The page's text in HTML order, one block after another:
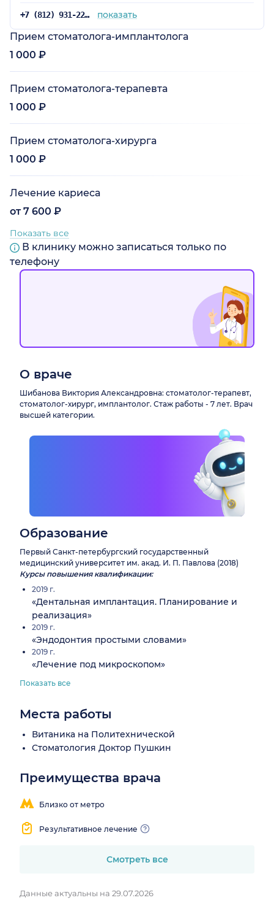
+7 (812) 931-22-25 показать
Прием стоматолога-имплантолога
1 000 ₽
Прием стоматолога-терапевта
1 000 ₽
Прием стоматолога-хирурга
1 000 ₽
Лечение кариеса
от 7 600 ₽
Показать все
В клинику можно записаться только по
телефону
О враче
Шибанова Виктория Александровна: стоматолог-терапевт,
стоматолог-хирург, имплантолог. Стаж работы - 7 лет. Врач
высшей категории.
Образование
Первый Санкт-петербургский государственный
медицинский университет им. акад. И. П. Павлова (2018)
Курсы повышения квалификации:
2019 г.
«Дентальная имплантация. Планирование и
реализация»
2019 г.
«Эндодонтия простыми словами»
2019 г.
«Лечение под микроскопом»
Показать все
Места работы
Витаника на Политехнической
Стоматология Доктор Пушкин
Преимущества врача
Близко от метро
Результативное лечение
Смотреть все
Данные актуальны на 29.07.2026